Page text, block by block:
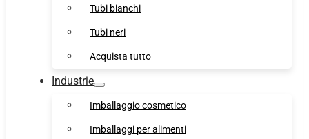
Tubi bianchi
Tubi neri
Acquista tutto
Industrie
Imballaggio cosmetico
Imballaggi per alimenti